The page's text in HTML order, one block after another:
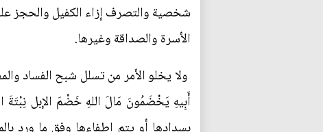
شخصية والتصرف إزاء الكفيل والحجز
الأسرة والصداقة وغيرها.
ولا يخلو الأمر من تسلل شبح الفساد
أَبِيهِ يَخْضَمُونَ مَالَ اللهِ خَضْمَ الإبل